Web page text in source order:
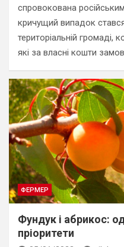
спровокована
кричущий випадок
територіальній громаді,
які за власні кошти
ФЕРМЕР
Фундук і абрикос:
пріоритети